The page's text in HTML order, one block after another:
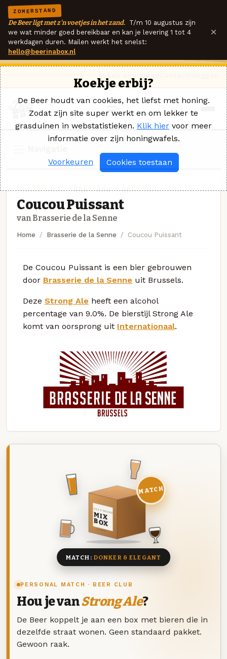
ZOMERSTAND
De Beer ligt met z'n voetjes in het zand. T/m 10 augustus zijn
we wat minder goed bereikbaar en kan je levering 1 tot 4
werkdagen duren. Mailen werkt het snelst:
hello@beerinabox.nl
×
Coucou Puissant
van Brasserie de la Senne
Home Brasserie de la Senne Coucou Puissant
De Coucou Puissant is een bier gebrouwen
door Brasserie de la Senne uit Brussels.
Deze Strong Ale heeft een alcohol
percentage van 9.0%. De bierstijl Strong Ale
komt van oorsprong uit Internationaal.
PERSONAL MATCH · BEER CLUB
Hou je vanStrong Ale?
De Beer koppelt je aan een box met bieren die in
dezelfde straat wonen. Geen standaard pakket.
Gewoon raak.
DEZE MAAND
MIX
BOX
8 BIEREN
MATCH
MATCH: DONKER & ELEGANT
Koekje erbij?
De Beer houdt van cookies, het liefst met honing.
Zodat zijn site super werkt en om lekker te
grasduinen in webstatistieken. Klik hier voor meer
informatie over zijn honingwafels.
Voorkeuren Cookies toestaan